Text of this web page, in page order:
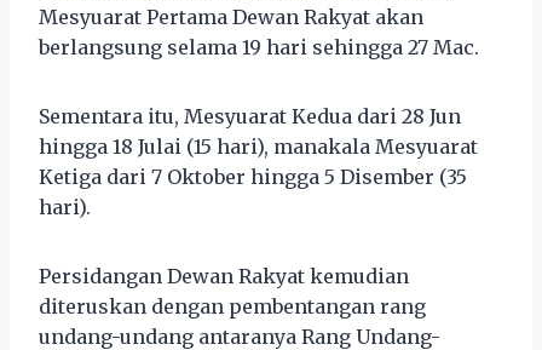
Mesyuarat Pertama Dewan Rakyat akan
berlangsung selama 19 hari sehingga 27 Mac.
Sementara itu, Mesyuarat Kedua dari 28 Jun
hingga 18 Julai (15 hari), manakala Mesyuarat
Ketiga dari 7 Oktober hingga 5 Disember (35
hari).
Persidangan Dewan Rakyat kemudian
diteruskan dengan pembentangan rang
undang-undang antaranya Rang Undang-